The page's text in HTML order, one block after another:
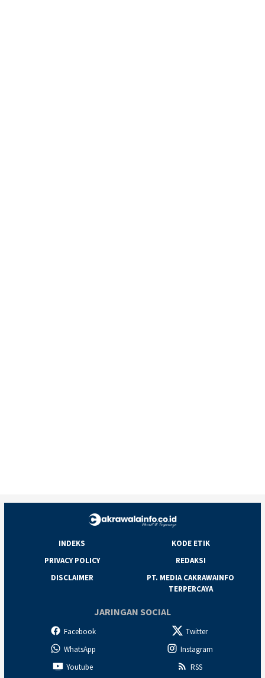
INDEKS
KODE ETIK
PRIVACY POLICY
REDAKSI
DISCLAIMER
PT. MEDIA CAKRAWAINFO
TERPERCAYA
JARINGAN SOCIAL
Facebook
Twitter
WhatsApp
Instagram
Youtube
RSS